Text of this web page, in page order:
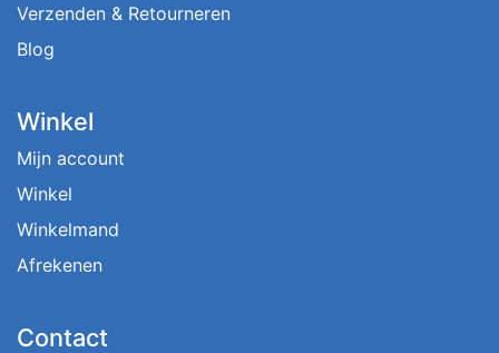
Verzenden & Retourneren
Blog
Winkel
Mijn account
Winkel
Winkelmand
Afrekenen
Contact